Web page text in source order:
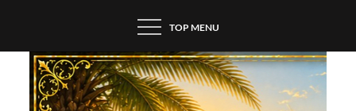
content
TOP MENU